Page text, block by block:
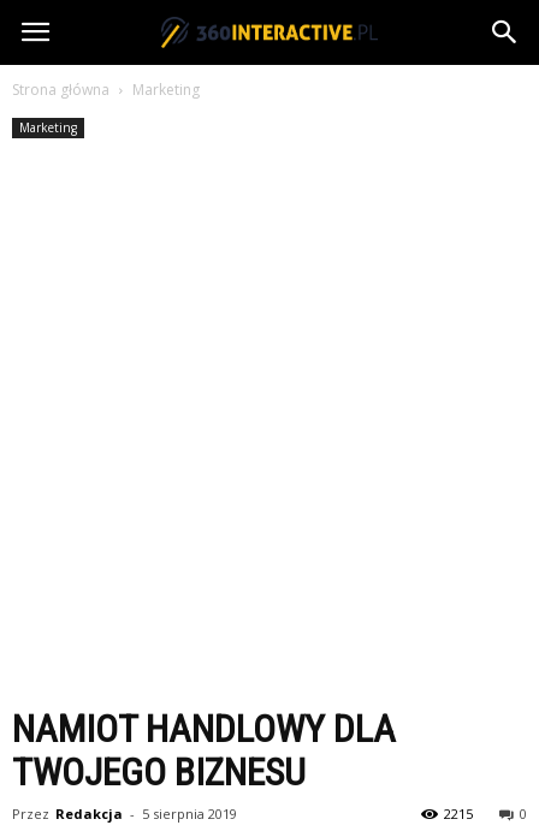
360interactive.pl
Strona główna Marketing
Marketing
NAMIOT HANDLOWY DLA
TWOJEGO BIZNESU
Przez Redakcja - 5 sierpnia 2019 0
2215